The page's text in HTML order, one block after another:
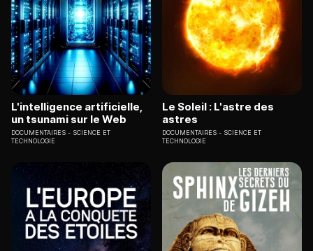
L'intelligence artificielle,
un tsunami sur le Web
DOCUMENTAIRES
SCIENCE ET
TECHNOLOGIE
Le Soleil : L'astre des
astres
DOCUMENTAIRES
SCIENCE ET
TECHNOLOGIE